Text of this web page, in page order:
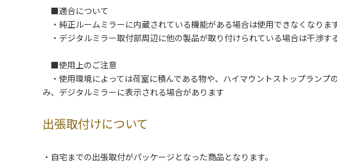
■適合について
・純正ルームミラーに内蔵されている機能がある場合は使用できなくなります
・デジタルミラー取付部周辺に他の製品が取り付けられている場合は干渉す
■使用上のご注意
・使用環境によっては荷室に積んである物や、ハイマウントストップランプ
み、デジタルミラーに表示される場合があります
出張取付けについて
・自宅までの出張取付がパッケージとなった商品となります。